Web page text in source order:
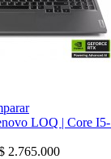
LOQ | Core
2.765.000